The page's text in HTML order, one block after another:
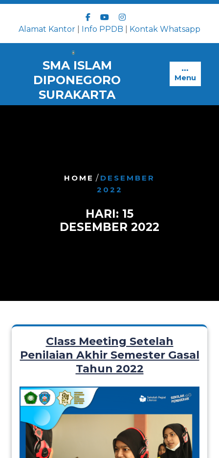
Skip
contentAlamat Kantor Info PPDB Kontak Whatsapp
SMA ISLAM
DIPONEGORO
SURAKARTA
Menu
HOME / DESEMBER
2022
HARI: 15
DESEMBER 2022
Class Meeting Setelah
Penilaian Akhir Semester Gasal
Tahun 2022